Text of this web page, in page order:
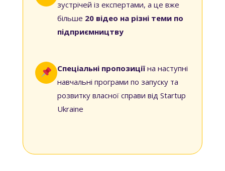
зустрічей із експертами, а це вже
більше 20 відео на різні теми по
підприємництву
Спеціальні пропозиціїна наступні
навчальні програми по запуску та
розвитку власної справи від Startup
Ukraine